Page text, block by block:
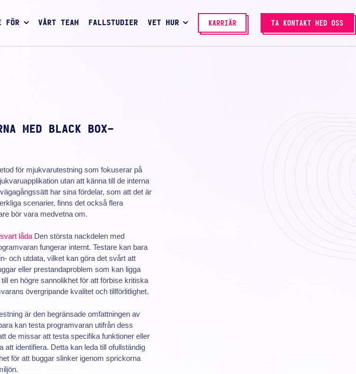
FÖR VÅRT TEAM FALLSTUDIER VET HUR KARRIÄR TA KONTAKT MED OSS
MED BLACK BOX-
för mjukvarutestning som fokuserar på
utan att känna till de interna
har sina fördelar, som att det är
scenarier, finns det också flera
bör vara medvetna om.
svart lådaDen största nackdelen med
fungerar internt. Testare kan bara
och utdata, vilket kan göra det svårt att
eller prestandaproblem som kan ligga
en högre sannolikhet för att förbise kritiska
övergripande kvalitet och tillförlitlighet.
är den begränsade omfattningen av
kan testa programvaran utifrån dess
de missar att testa specifika funktioner eller
identifiera. Detta kan leda till ofullständig
för att buggar slinker igenom sprickorna